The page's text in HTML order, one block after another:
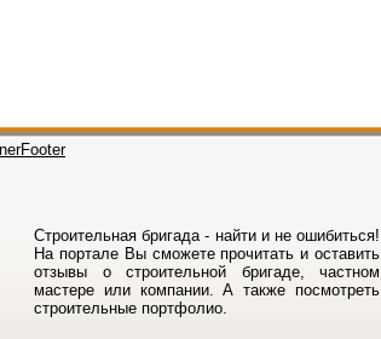
Строительная бригада - найти и не ошибиться!
На порталe Вы сможете прочитать и оставить
отзывы о строительной бригаде, частном
мастере или компании. А также посмотреть
строительные портфолио.